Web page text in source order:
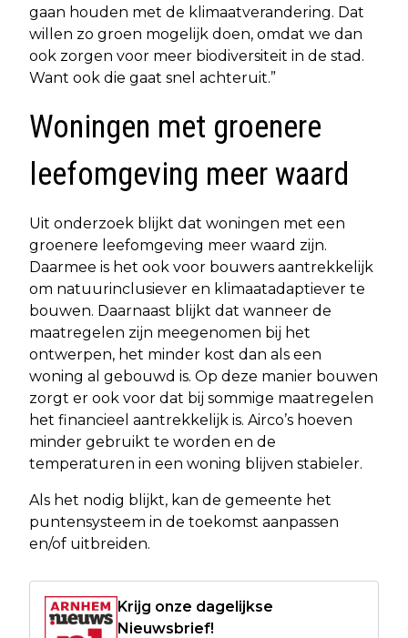
gaan houden met de klimaatverandering. Dat
willen zo groen mogelijk doen, omdat we dan
ook zorgen voor meer biodiversiteit in de stad.
Want ook die gaat snel achteruit.”
Woningen met groenere
leefomgeving meer waard
Uit onderzoek blijkt dat woningen met een
groenere leefomgeving meer waard zijn.
Daarmee is het ook voor bouwers aantrekkelijk
om natuurinclusiever en klimaatadaptiever te
bouwen. Daarnaast blijkt dat wanneer de
maatregelen zijn meegenomen bij het
ontwerpen, het minder kost dan als een
woning al gebouwd is. Op deze manier bouwen
zorgt er ook voor dat bij sommige maatregelen
het financieel aantrekkelijk is. Airco’s hoeven
minder gebruikt te worden en de
temperaturen in een woning blijven stabieler.
Als het nodig blijkt, kan de gemeente het
puntensysteem in de toekomst aanpassen
en/of uitbreiden.
Krijg onze dagelijkse
Nieuwsbrief!